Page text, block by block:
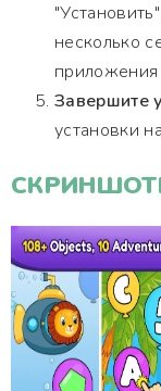
несколько
приложения
Завершите
установки